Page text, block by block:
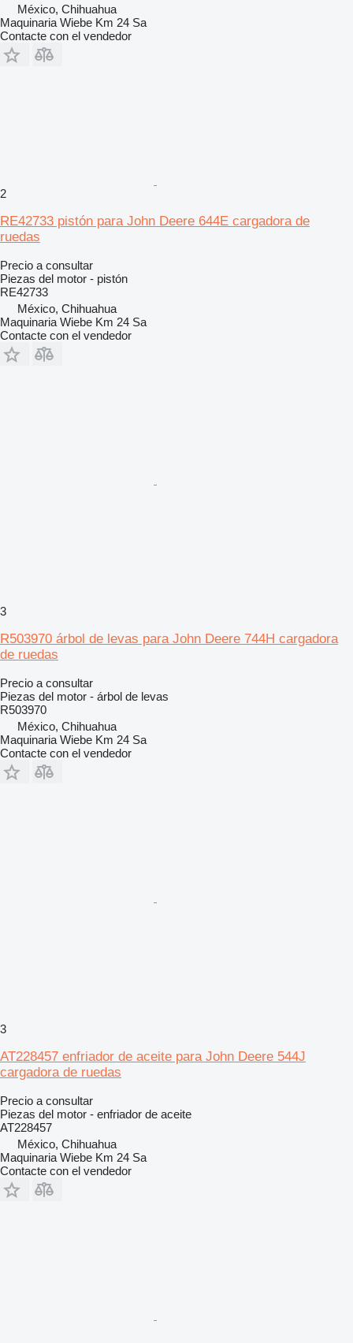
México, Chihuahua
Maquinaria Wiebe Km 24 Sa
Contacte con el vendedor
2
RE42733 pistón para John Deere 644E cargadora de
ruedas
Precio a consultar
Piezas del motor - pistón
RE42733
México, Chihuahua
Maquinaria Wiebe Km 24 Sa
Contacte con el vendedor
3
R503970 árbol de levas para John Deere 744H cargadora
de ruedas
Precio a consultar
Piezas del motor - árbol de levas
R503970
México, Chihuahua
Maquinaria Wiebe Km 24 Sa
Contacte con el vendedor
3
AT228457 enfriador de aceite para John Deere 544J
cargadora de ruedas
Precio a consultar
Piezas del motor - enfriador de aceite
AT228457
México, Chihuahua
Maquinaria Wiebe Km 24 Sa
Contacte con el vendedor